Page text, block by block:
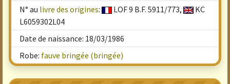
N° au livre des origines: LOF 9 B.F. 5911/773,
KC
L6059302L04
Date de naissance: 18/03/1986
Robe: fauve bringée (bringée)